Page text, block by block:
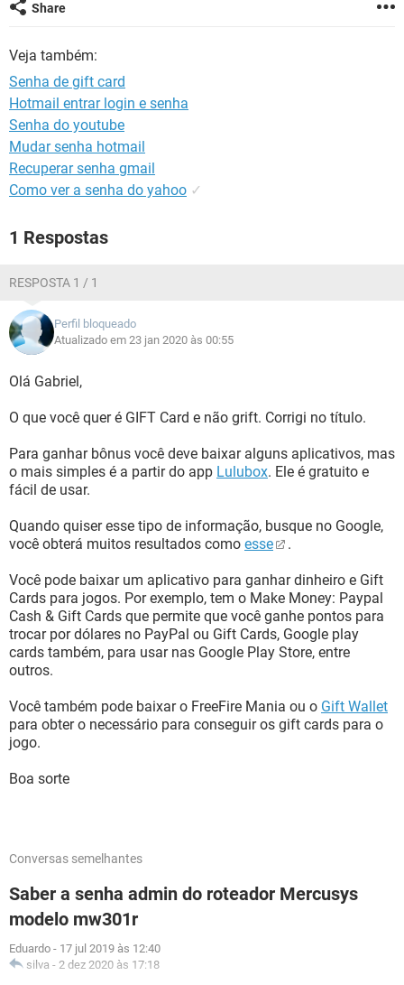
Share
Veja também:
Senha de gift card
Hotmail entrar login e senha
Senha do youtube
Mudar senha hotmail
Recuperar senha gmail
Como ver a senha do yahoo ✓
1 Respostas
RESPOSTA 1 / 1
Perfil bloqueado
Atualizado em 23 jan 2020 às 00:55
Olá Gabriel,
O que você quer é GIFT Card e não grift. Corrigi no título.
Para ganhar bônus você deve baixar alguns aplicativos, mas
o mais simples é a partir do app Lulubox. Ele é gratuito e
fácil de usar.
Quando quiser esse tipo de informação, busque no Google,
você obterá muitos resultados como esse .
Você pode baixar um aplicativo para ganhar dinheiro e Gift
Cards para jogos. Por exemplo, tem o Make Money: Paypal
Cash & Gift Cards que permite que você ganhe pontos para
trocar por dólares no PayPal ou Gift Cards, Google play
cards também, para usar nas Google Play Store, entre
outros.
Você também pode baixar o FreeFire Mania ou o Gift Wallet
para obter o necessário para conseguir os gift cards para o
jogo.
Boa sorte
Conversas semelhantes
Saber a senha admin do roteador Mercusys
modelo mw301r
Eduardo - 17 jul 2019 às 12:40
silva - 2 dez 2020 às 17:18